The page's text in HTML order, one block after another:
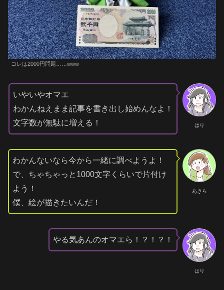
コレは2000円問題……www
はり
いやいやオマエ
わかんねえまま記事を書き出し始めんなよ！
文字数が無駄に増える！
あきら
わかんないなら今から一緒に調べようよ！
で、ちゃちゃっと1000文字くらいで片付け
よう！
僕、絵が描きたいんだ！
はり
やる気あんのオマエら！？！？！